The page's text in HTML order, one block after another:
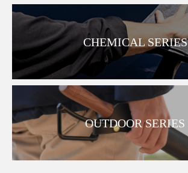
CHEMICAL SERIES
OUTDOOR SERIES